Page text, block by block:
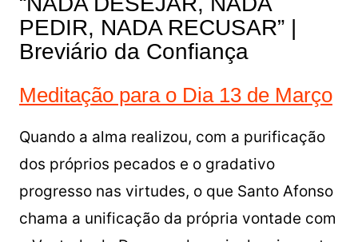
PEDIR, NADA RECUSAR” |
Breviário da Confiança
Meditação para o Dia 13 de Março
Quando a alma realizou, com a purificação
dos próprios pecados e o gradativo
progresso nas virtudes, o que Santo Afonso
chama a unificação da própria vontade com